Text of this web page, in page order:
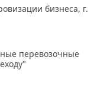
бизнеса, г.
перевозочные